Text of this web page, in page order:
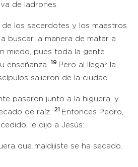
de ladrones.
los sacerdotes y los maestros
buscar la manera de matar a
miedo, pues toda la gente
enseñanza.
19 Pero al llegar la
salieron de la ciudad.
pasaron junto a la higuera, y
de raíz.
21
Entonces Pedro,
le dijo a Jesús:
que maldijiste se ha secado.